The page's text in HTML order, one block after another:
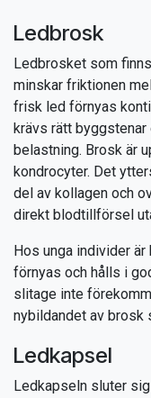
Ledbrosk
Ledbrosket som
minskar friktionen
frisk led förnyas
krävs rätt
belastning. Brosk är
kondrocyter. Det
del av kollagen och
direkt blodtillförsel
Hos unga individer
förnyas och hålls i
slitage inte
nybildandet av brosk
Ledkapsel
Ledkapseln sluter